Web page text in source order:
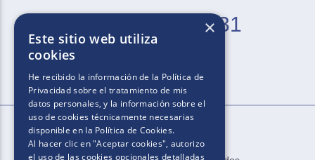
0800-666-2031
Lun. a Vie. de 9 a 21 hs (excepto feriados)
×
Este sitio web utiliza
cookies
He recibido la información de la Política de
Privacidadsobre el tratamiento de mis
datos personales, y la información sobre el
uso de cookies técnicamente necesarias
disponible en la Política de Cookies.
Al hacer clic en "Aceptar cookies", autorizo
el uso de las cookies opcionales detalladas